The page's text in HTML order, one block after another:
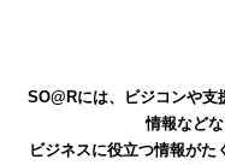
SO@Rには、ビジコンや支
情報など
ビジネスに役立つ情報がた